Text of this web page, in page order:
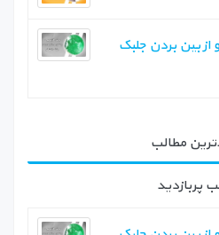
بین بردن جلبک
مطالب
پربازدید